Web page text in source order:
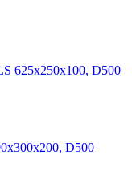
625х250х100, D500
D500